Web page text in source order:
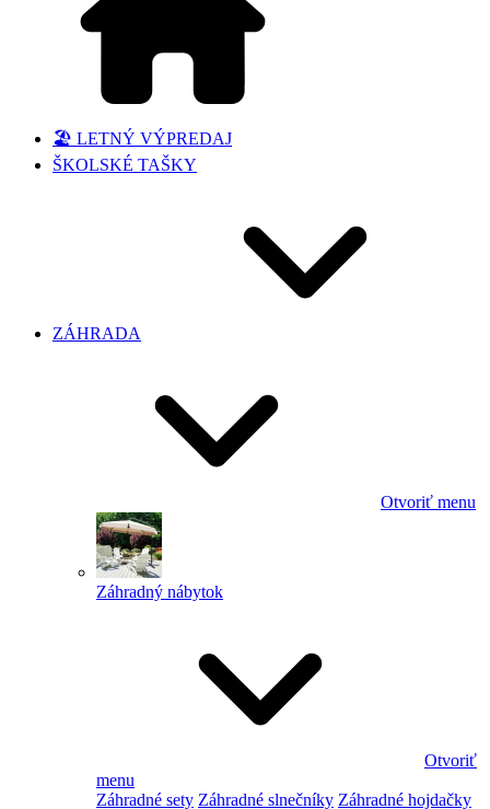
🏖️ LETNÝ VÝPREDAJ
ŠKOLSKÉ TAŠKY
ZÁHRADA
Otvoriť menu
Záhradný nábytok
Otvoriť
menu
Záhradné sety Záhradné slnečníky Záhradné hojdačky